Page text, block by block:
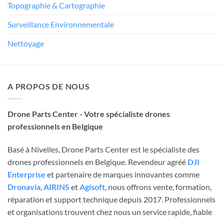
Topographie & Cartographie
Surveillance Environnementale
Nettoyage
A PROPOS DE NOUS
Drone Parts Center - Votre spécialiste drones
professionnels en Belgique
Basé à Nivelles, Drone Parts Center est le spécialiste des
drones professionnels en Belgique. Revendeur agréé DJI
Enterprise et partenaire de marques innovantes comme
Dronavia AIRINS et Agisoft , nous offrons vente, formation,
réparation et support technique depuis 2017. Professionnels
et organisations trouvent chez nous un service rapide, fiable